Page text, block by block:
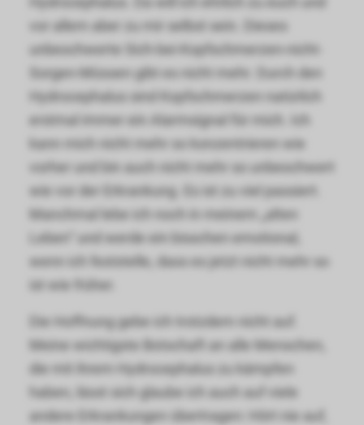
vor allem aber zu mir selbst sein. Dieses
unbeschwerte Sich-bei-Kopfschmerzen-nicht-
Sorgen-Müssen gibt es nicht mehr. Durch den
Hydrocephalus sind Kopfschmerzen natürlich
erstmal immer ein Alarmsignal für mich. Ich
kann mich nicht mehr so konzentrieren wie
vorher und bin auch nicht mehr so unbeschwert
wie vor der Erkrankung. Es ist zu viel passiert.
Manchmal lebe ich noch in meinem „alten
Leben“ und werde ein bisschen emotional,
wenn ich feststelle, dass es jetzt nicht mehr so
ist wie früher.
Die Hoffnung gebe ich trotzdem nicht auf.
Meine wichtigste Botschaft an alle Menschen,
die mit ihrem Hydrocephalus zu kämpfen
haben, lässt sich glaube ich auch auf viele
andere Erkrankungen übertragen: Hört nie auf,